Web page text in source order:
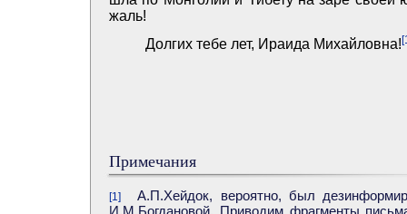
жаль!
Долгих тебе лет, Ираида Михайловна!
Примечания
[1]
А.П.Хейдок, вероятно, был
И.М.Богдановой. Приводим фрагменты